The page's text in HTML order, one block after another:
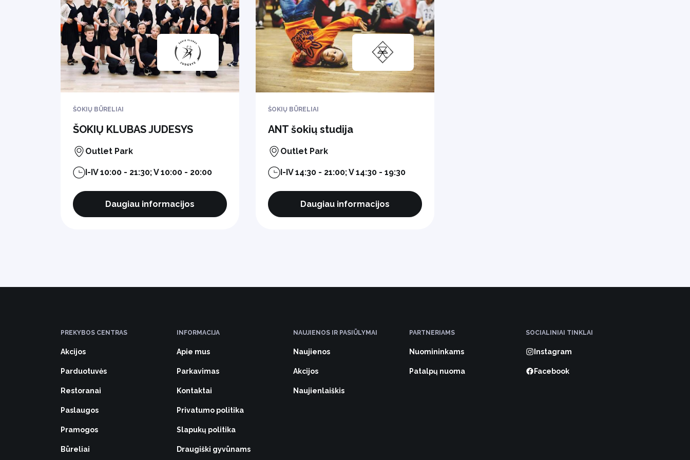
ŠOKIŲ BŪRELIAI
ŠOKIŲ KLUBAS JUDESYS
Outlet Park
I-IV 10:00 - 21:30; V 10:00 - 20:00
Daugiau informacijos
ŠOKIŲ BŪRELIAI
ANT šokių studija
Outlet Park
I-IV 14:30 - 21:00; V 14:30 - 19:30
Daugiau informacijos
PREKYBOS CENTRAS
Akcijos
Parduotuvės
Restoranai
Paslaugos
Pramogos
Būreliai
INFORMACIJA
Apie mus
Parkavimas
Kontaktai
Privatumo politika
Slapukų politika
Draugiški gyvūnams
NAUJIENOS IR PASIŪLYMAI
Naujienos
Akcijos
Naujienlaiškis
PARTNERIAMS
Nuomininkams
Patalpų nuoma
SOCIALINIAI TINKLAI
Instagram
Facebook